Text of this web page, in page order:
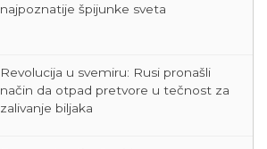
najpoznatije špijunke sveta
Revolucija u svemiru: Rusi pronašli
način da otpad pretvore u tečnost za
zalivanje biljaka